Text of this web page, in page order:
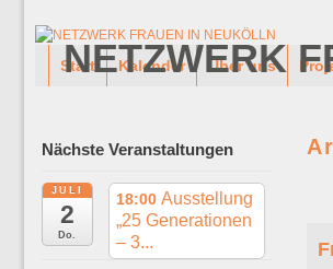
NETZWERK
Zum Inhalt wechseln
Zum sekundären Inhalt wechseln
Start Kalender Über uns
Nächste Veranstaltungen
JULI
2
Do.
18:00 Ausstellung
„25 Generationen
– 3...